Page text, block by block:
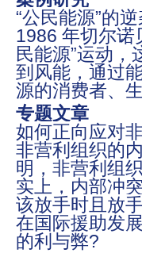
“公民能源”的
1986 年切尔诺
民能源”运动
到风能，通过
源的消费者、
专题文章
如何正向应对
非营利组织的
明，非营利组
实上，内部冲
该放手时且放
在国际援助发
的利与弊?